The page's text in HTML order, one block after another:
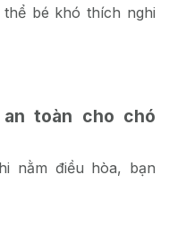
bé khó thích nghi
toàn cho chó
nằm điều hòa, bạn